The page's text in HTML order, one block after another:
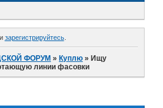
зарегистрируйтесь.
ФОРУМ »Куплю »Ищу
линии фасовки